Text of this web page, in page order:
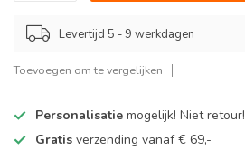
Levertijd 5 - 9 werkdagen
Toevoegen om te vergelijken
Personalisatie mogelijk! Niet retour!
Gratis verzending vanaf € 69,-